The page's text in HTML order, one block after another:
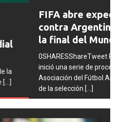
disciplinarios
los incidentes en
2026
Latino Newsroom La FIFA
disciplinarios contra la
(AFA), cuatro integrantes